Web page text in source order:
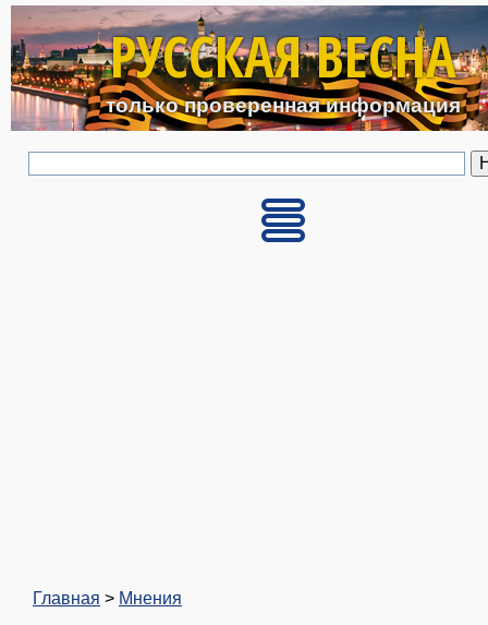
Перейти к основному
РУССКАЯ ВЕСНА
только проверенная информация
Главная > Мнения